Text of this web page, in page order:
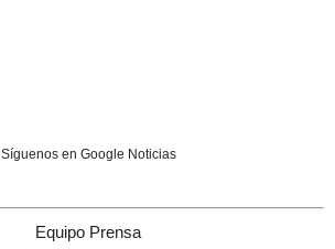
Síguenos en Google Noticias
Equipo Prensa